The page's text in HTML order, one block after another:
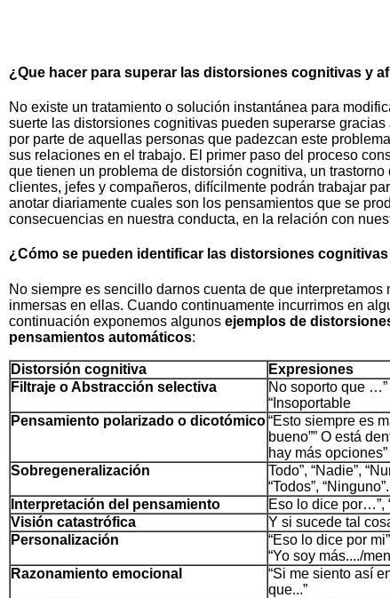
¿Que hacer para superar las distorsiones cognitivas y
No existe un tratamiento o solución instantánea para
suerte las distorsiones cognitivas pueden superarse gracias
por parte de aquellas personas que padezcan este
sus relaciones en el trabajo. El primer paso del proceso
que tienen un problema de distorsión cognitiva, un
clientes, jefes y compañeros, difícilmente podrán trabajar
anotar diariamente cuales son los pensamientos que se
consecuencias en nuestra conducta, en la relación con
¿Cómo se pueden identificar las distorsiones
No siempre es sencillo darnos cuenta de que
inmersas en ellas. Cuando continuamente incurrimos en
continuación exponemos algunos ejemplos de
pensamientos automáticos:
Distorsión cognitiva
Expresiones
Filtraje o Abstracción selectiva
No soporto que
“Insoportable
Pensamiento polarizado o dicotómico“Esto siempre es
bueno”” O está
hay más opciones”
Sobregeneralización
Todo”, “Nadie”,
“Todos”, “Ninguno”.
Interpretación del pensamiento
Eso lo dice por…”,
Visión catastrófica
Y si sucede tal
Personalización
“Eso lo dice por mi”
“Yo soy más..../
Razonamiento emocional
“Si me siento así
que...”